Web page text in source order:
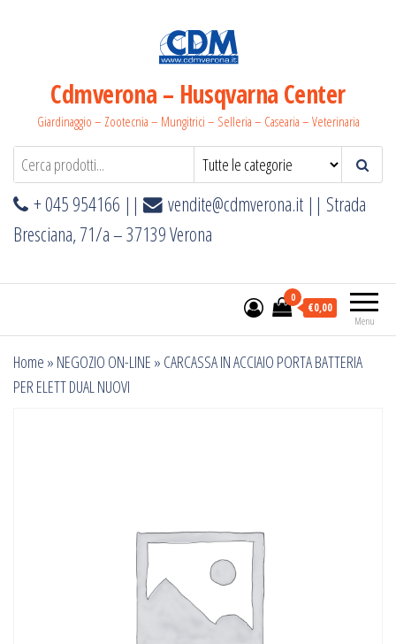
Cdmverona – Husqvarna Center
Giardinaggio – Zootecnia – Mungitrici – Selleria – Casearia – Veterinaria
+ 045 954166 || vendite@cdmverona.it || Strada
Bresciana, 71/a – 37139 Verona
Menu
0
€0,00
Home » NEGOZIO ON-LINE » CARCASSA IN ACCIAIO PORTA BATTERIA
PER ELETT DUAL NUOVI